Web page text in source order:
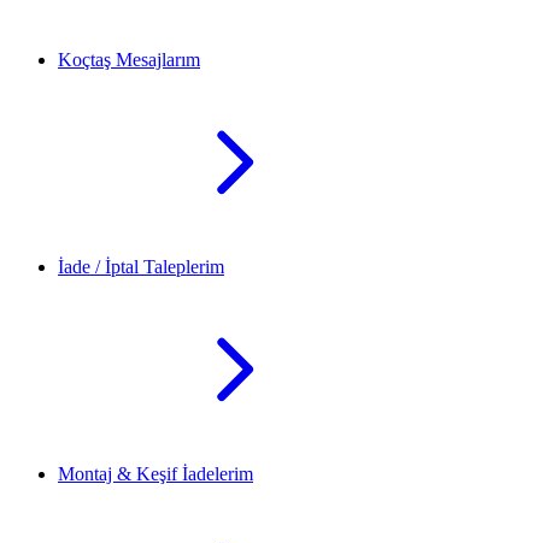
Koçtaş Mesajlarım
İade / İptal Taleplerim
Montaj & Keşif İadelerim